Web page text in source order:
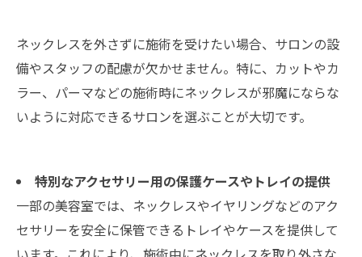
ネックレスを外さずに施術を受けたい場合、サロンの設
備やスタッフの配慮が欠かせません。特に、カットやカ
ラー、パーマなどの施術時にネックレスが邪魔にならな
いように対応できるサロンを選ぶことが大切です。
特別なアクセサリー用の保護ケースやトレイの提供
一部の美容室では、ネックレスやイヤリングなどのアク
セサリーを安全に保管できるトレイやケースを提供して